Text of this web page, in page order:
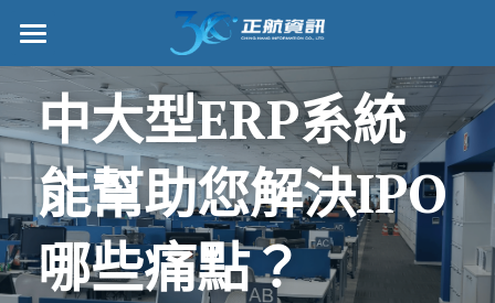
正航首頁
數位轉型
管理功能
標竿客戶
詢問/採購
中大型ERP系統
能幫助您解決IPO
哪些痛點？